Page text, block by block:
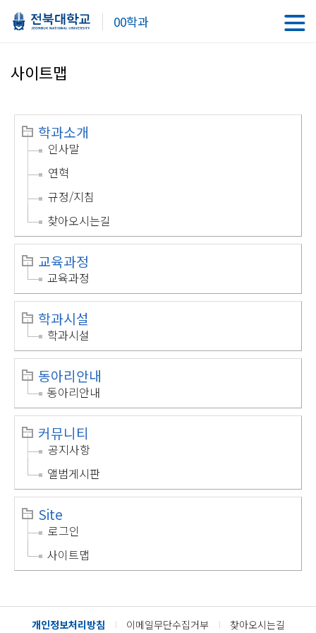
00학과
사이트맵
학과소개
인사말
연혁
규정/지침
찾아오시는길
교육과정
교육과정
학과시설
학과시설
동아리안내
동아리안내
커뮤니티
공지사항
앨범게시판
Site
로그인
사이트맵
개인정보처리방침 이메일무단수집거부 찾아오시는길